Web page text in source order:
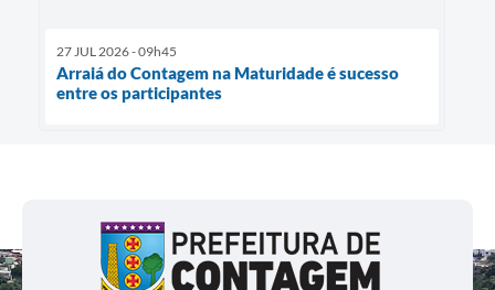
27 JUL 2026 - 09h45
Arraiá do Contagem na Maturidade é sucesso
entre os participantes